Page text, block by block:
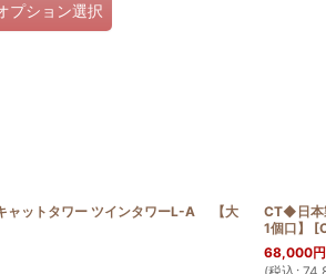
プション選択
ャットタワー ツインタワーL-A 【大
CT◆日本
1個口】
[
68,000円